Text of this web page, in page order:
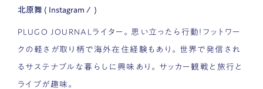
北原舞 ( Instagram / )
PLUGO JOURNALライター。思い立ったら行動！フットワー
クの軽さが取り柄で海外在住経験もあり。世界で発信され
るサステナブルな暮らしに興味あり。サッカー観戦と旅行と
ライブが趣味。